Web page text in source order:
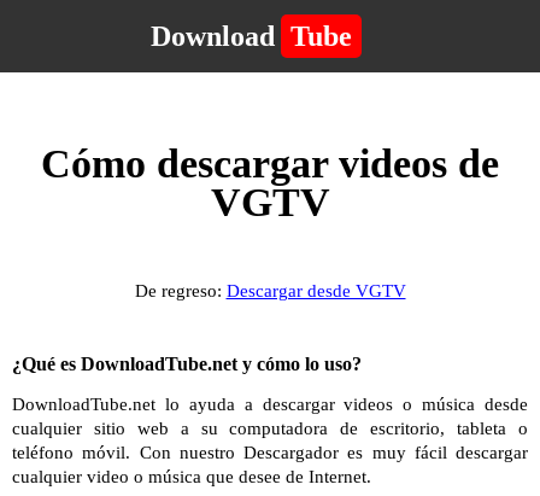
Download Tube
Cómo descargar videos de
VGTV
De regreso: Descargar desde VGTV
¿Qué es DownloadTube.net y cómo lo uso?
DownloadTube.net lo ayuda a descargar videos o música desde
cualquier sitio web a su computadora de escritorio, tableta o
teléfono móvil. Con nuestro Descargador es muy fácil descargar
cualquier video o música que desee de Internet.